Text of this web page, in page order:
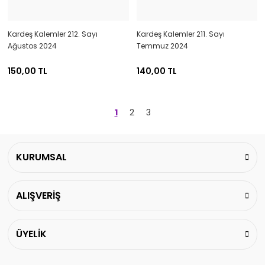
Kardeş Kalemler 212. Sayı
Ağustos 2024
150,00 TL
Kardeş Kalemler 211. Sayı
Temmuz 2024
140,00 TL
1 2 3
KURUMSAL
ALIŞVERİŞ
ÜYELİK